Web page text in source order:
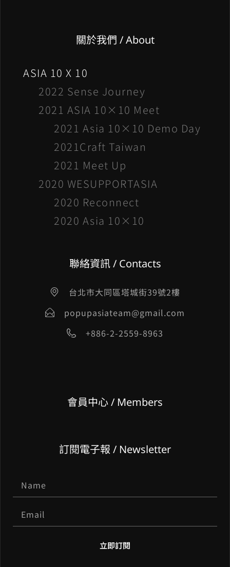
關於我們 / About
ASIA 10 X 10
2022 Sense Journey
2021 ASIA 10×10 Meet
2021 Asia 10×10 Demo Day
2021Craft Taiwan
2021 Meet Up
2020 WESUPPORTASIA
2020 Reconnect
2020 Asia 10×10
聯絡資訊 / Contacts
台北市大同區塔城街39號2樓
popupasiateam@gmail.com
+886-2-2559-8963
會員中心 / Members
訂閱電子報 / Newsletter
立即訂閱